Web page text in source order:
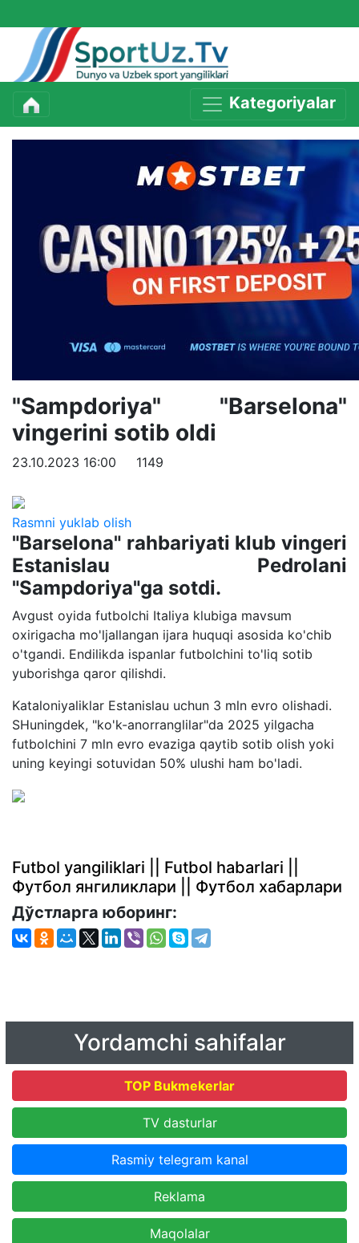
Kategoriyalar
"Sampdoriya" "Barselona"
vingerini sotib oldi
23.10.2023 16:00 1149
Rasmni yuklab olish
"Barselona" rahbariyati klub vingeri
Estanislau Pedrolani
"Sampdoriya"ga sotdi.
Avgust oyida futbolchi Italiya klubiga mavsum
oxirigacha mo'ljallangan ijara huquqi asosida ko'chib
o'tgandi. Endilikda ispanlar futbolchini to'liq sotib
yuborishga qaror qilishdi.
Kataloniyaliklar Estanislau uchun 3 mln evro olishadi.
SHuningdek, "ko'k-anorranglilar"da 2025 yilgacha
futbolchini 7 mln evro evaziga qaytib sotib olish yoki
uning keyingi sotuvidan 50% ulushi ham bo'ladi.
Futbol yangiliklari || Futbol habarlari ||
Футбол янгиликлари || Футбол хабарлари
Дўстларга юборинг:
Yordamchi sahifalar
TOP Bukmekerlar
TV dasturlar
Rasmiy telegram kanal
Reklama
Maqolalar